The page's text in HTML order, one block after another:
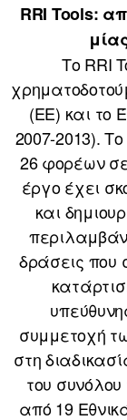
RRI Tools:
Το RRI
(ΕΕ) και το
2007-2013).
26 φορέων
έργο έχει
και
δράσεις που
συμμετοχή
στη
του
από 19